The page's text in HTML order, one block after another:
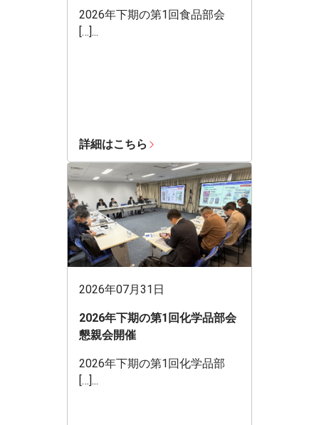
2026年下期の第1回食品部会
[…]...
詳細はこちら
2026年07月31日
2026年下期の第1回化学品部会
懇親会開催
2026年下期の第1回化学品部
[…]...